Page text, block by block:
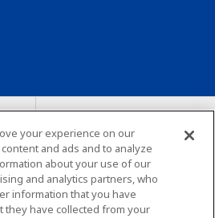
Lokasi seluruh dunia
ini Lingkungan yang dianjurkan
your experience on our
and ads and to analyze
about your use of our
and analytics partners, who
information that you have
they have collected from your